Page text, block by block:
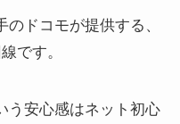
のドコモが提供する、
です。
う安心感はネット初心